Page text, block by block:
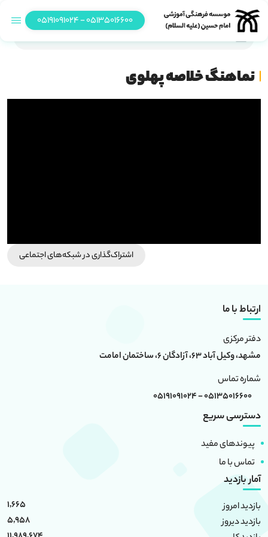
05135016600 - 05191091024
نماهنگ خلاصه پهلوی
اشتراک‌گذاری در شبکه‎‌های اجتماعی
ارتباط با ما
دفتر مرکزی
مشهد، وکیل آباد 63، آزادگان 6، ساختمان امامت
شماره تماس
05135016600 - 05191091024
دسترسی سریع
پیوندهای مفید
تماس با ما
آمار بازدید
بازدید امروز
1,665
بازدید دیروز
5,958